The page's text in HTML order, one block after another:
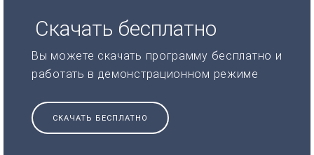
Скачать бесплатно
Вы можете скачать программу бесплатно и
работать в демонстрационном режиме
СКАЧАТЬ БЕСПЛАТНО